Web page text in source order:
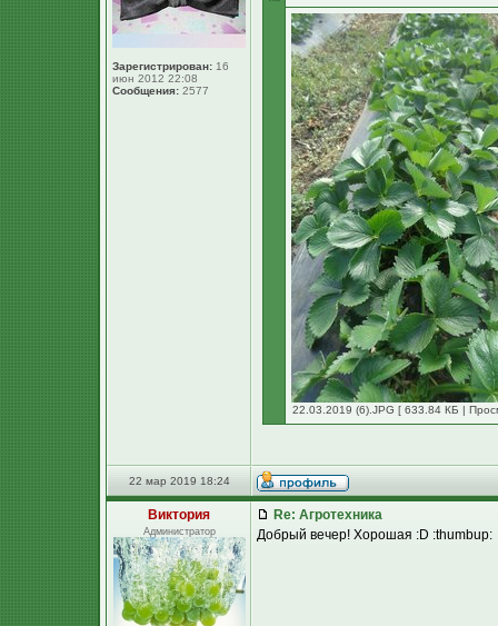
Зарегистрирован: 16
июн 2012 22:08
Сообщения: 2577
22.03.2019 (6).JPG [ 633.84 КБ |
22 мар 2019 18:24
Виктория
Администратор
Re: Агротехника
Добрый вечер! Хорошая :D :thumbup: